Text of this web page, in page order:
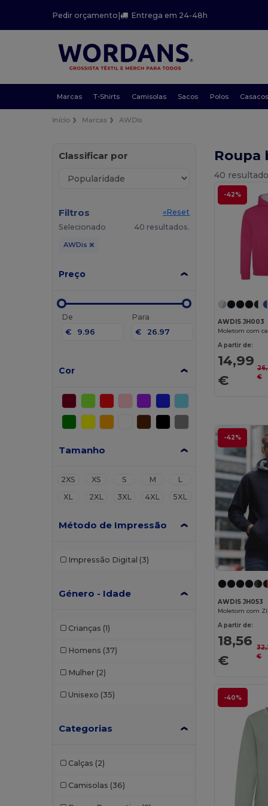
Pedir orçamento| Entrega em 24-48h
Marcas T-Shirts Camisolas Sacos Polos Casacos
Início Marcas AWDis
Classificar por
Filtros
«Reset
Selecionado
40 resultados.
AWDis
Preço
De
€
Para
€
Cor
Tamanho
2XS XS S M
L
XL
2XL 3XL 4XL 5XL
Método de Impressão
Impressão Digital (3)
Género - Idade
Crianças (1)
Homens (37)
Mulher (2)
Unisexo (35)
Categorias
Calças (2)
Camisolas (36)
Roupa
40
-42%
AWDIS JH003
Moletom com
A partir de:
14,99
€
€
-42%
AWDIS JH053
A partir de:
18,56
€
€
-40%